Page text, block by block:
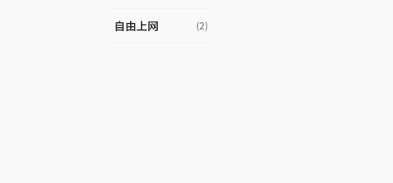
自由上网 (2)